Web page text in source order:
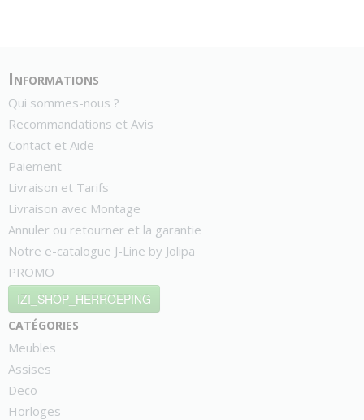
Informations
Qui sommes-nous ?
Recommandations et Avis
Contact et Aide
Paiement
Livraison et Tarifs
Livraison avec Montage
Annuler ou retourner et la garantie
Notre e-catalogue J-Line by Jolipa
PROMO
IZI_SHOP_HERROEPING
catégories
Meubles
Assises
Deco
Horloges